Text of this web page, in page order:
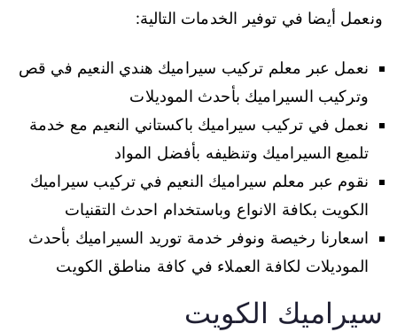
ونعمل أيضا في توفير الخدمات التالية:
نعمل عبر معلم تركيب سيراميك هندي النعيم في قص
وتركيب السيراميك بأحدث الموديلات
نعمل في تركيب سيراميك باكستاني النعيم مع خدمة
تلميع السيراميك وتنظيفه بأفضل المواد
نقوم عبر معلم سيراميك النعيم في تركيب سيراميك
الكويت بكافة الانواع وباستخدام احدث التقنيات
اسعارنا رخيصة ونوفر خدمة توريد السيراميك بأحدث
الموديلات لكافة العملاء في كافة مناطق الكويت
سيراميك الكويت